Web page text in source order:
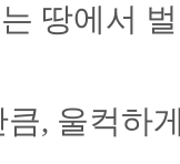
땅에서
, 울컥하